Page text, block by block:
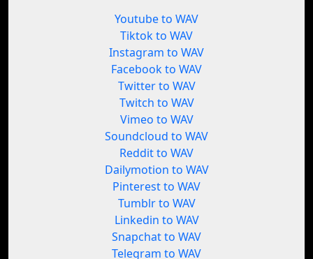
Youtube to WAV
Tiktok to WAV
Instagram to WAV
Facebook to WAV
Twitter to WAV
Twitch to WAV
Vimeo to WAV
Soundcloud to WAV
Reddit to WAV
Dailymotion to WAV
Pinterest to WAV
Tumblr to WAV
Linkedin to WAV
Snapchat to WAV
Telegram to WAV